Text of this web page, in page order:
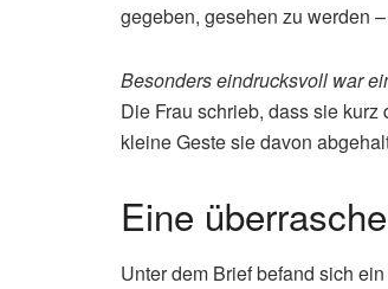
gegeben, gesehen zu werden
Besonders eindrucksvoll war
Die Frau schrieb, dass sie
kleine Geste sie davon
Eine
Unter dem Brief befand sich